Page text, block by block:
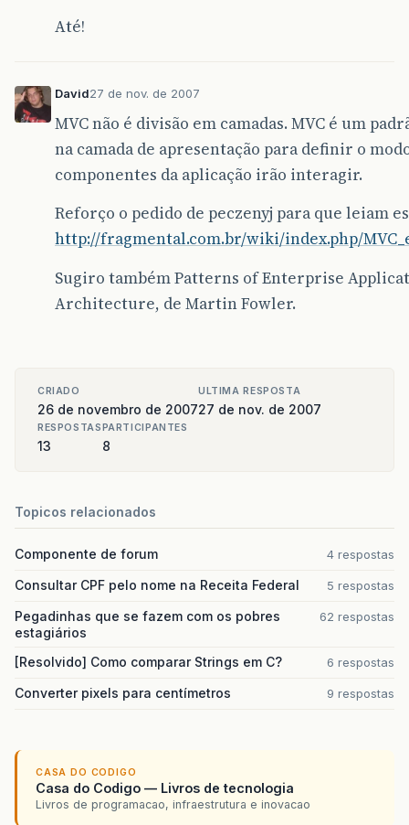
Até!
David27 de nov. de 2007
MVC não é divisão em camadas. MVC é um
na camada de apresentação para definir o
componentes da aplicação irão interagir.
Reforço o pedido de peczenyj para que leiam
http://fragmental.com.br/wiki/index.php/
Sugiro também Patterns of Enterprise
Architecture, de Martin Fowler.
CRIADO
26 de novembro de 2007
ULTIMA RESPOSTA
27 de nov. de 2007
RESPOSTAS
13
PARTICIPANTES
8
Topicos relacionados
Componente de forum 4 respostas
Consultar CPF pelo nome na Receita Federal 5 respostas
Pegadinhas que se fazem com os pobres
estagiários
62 respostas
[Resolvido] Como comparar Strings em C? 6 respostas
Converter pixels para centímetros 9 respostas
CASA DO CODIGO
Casa do Codigo — Livros de tecnologia
Livros de programacao, infraestrutura e inovacao